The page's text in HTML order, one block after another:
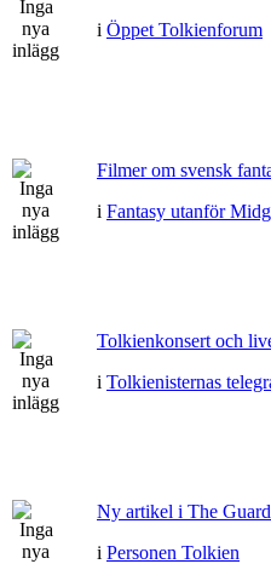
i Öppet Tolkienforum
Filmer om svensk
i Fantasy utanför
Tolkienkonsert och
i Tolkienisternas
Ny artikel i The
i Personen Tolkien